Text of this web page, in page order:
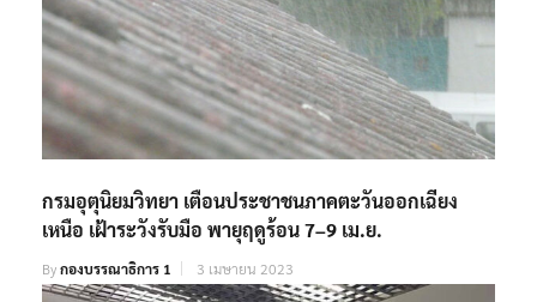
กรมอุตุนิยมวิทยา เตือนประชาชนภาคตะวันออกเฉียง
เหนือ เฝ้าระวังรับมือ พายุฤดูร้อน 7–9 เม.ย.
Byกองบรรณาธิการ 1 3 เมษายน 2023